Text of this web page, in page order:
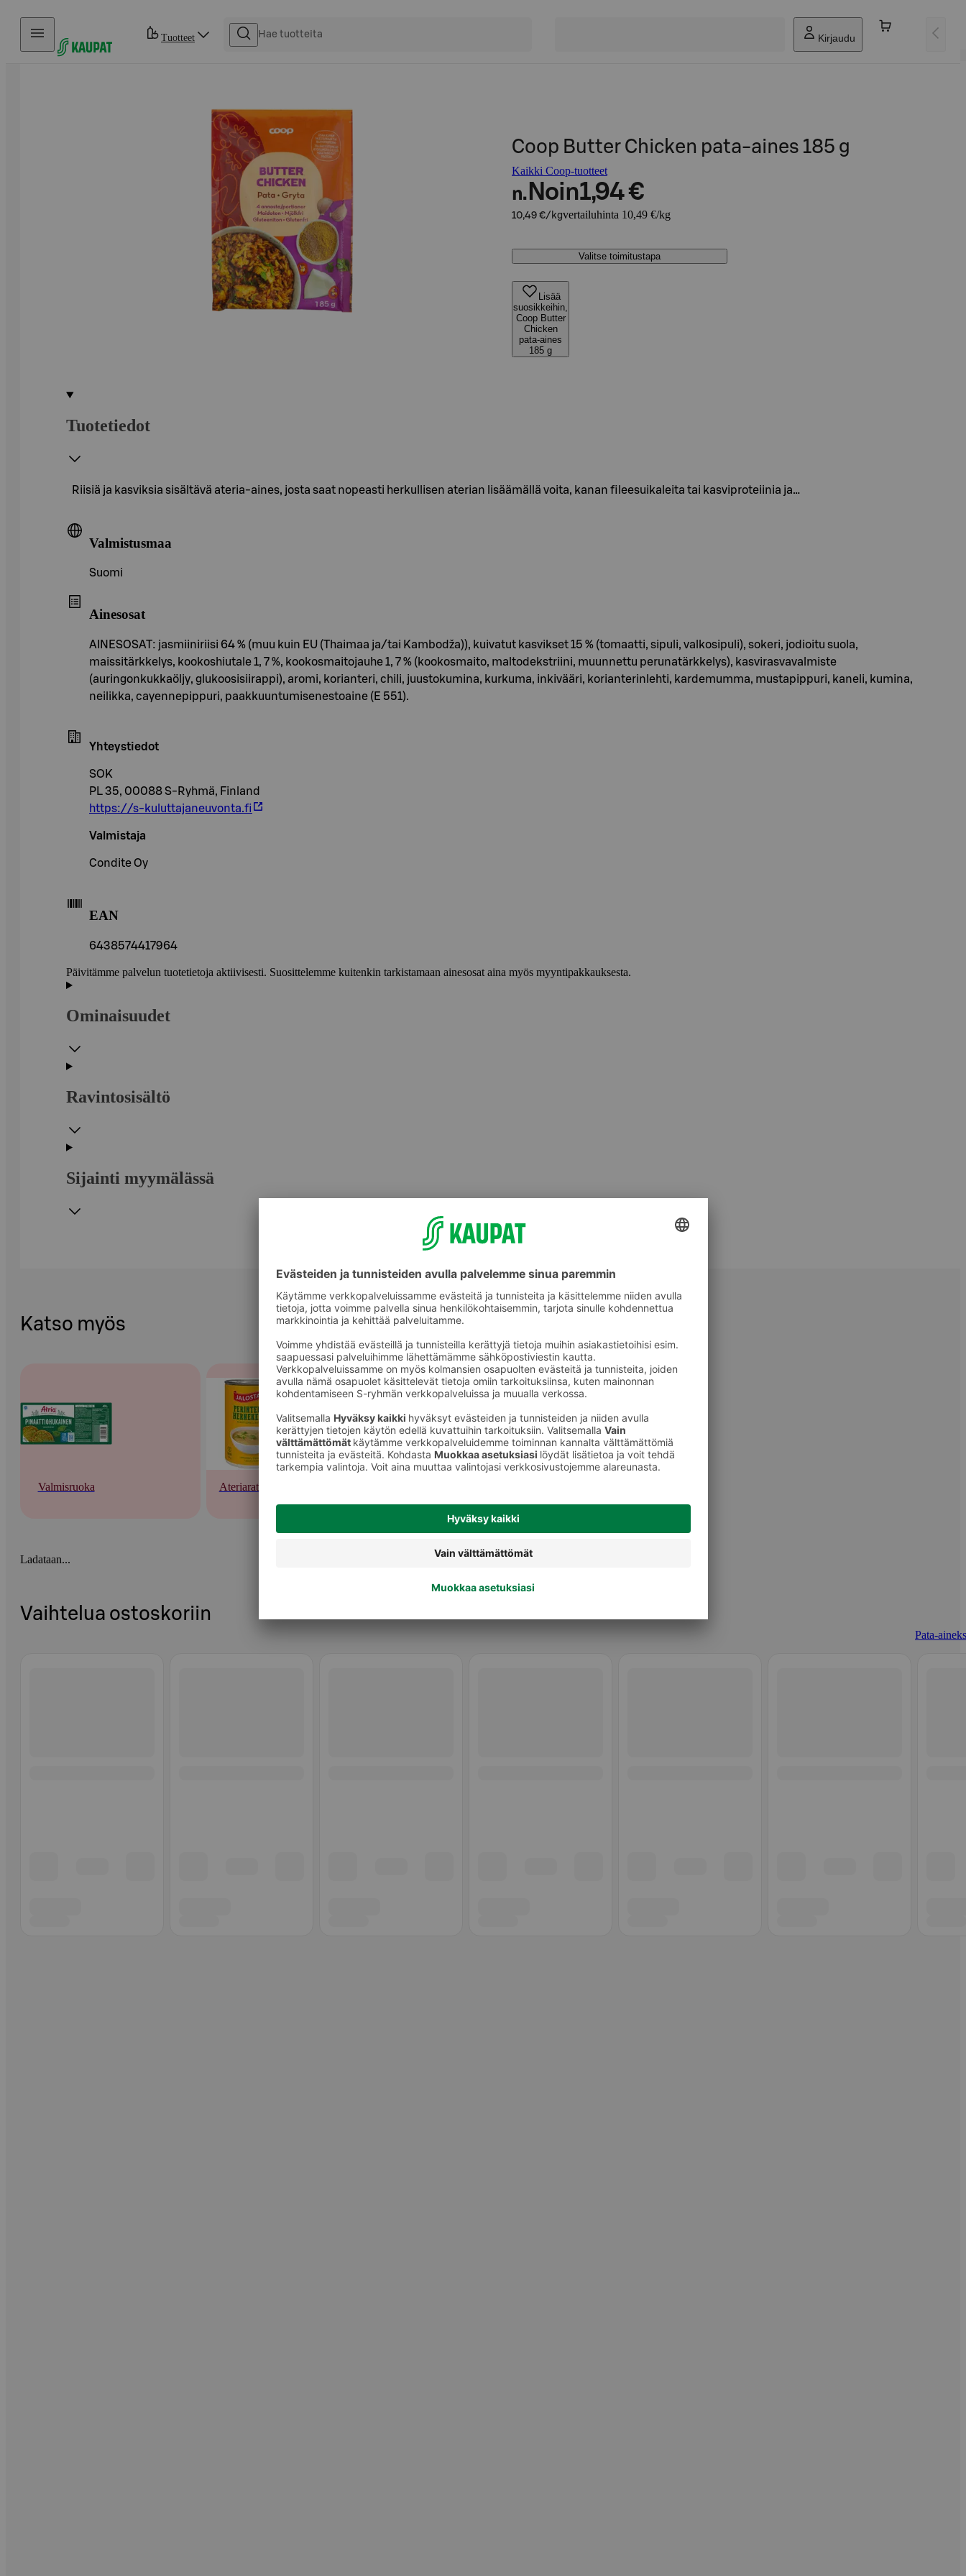
Hyppää sisältöön
Tuotteet Kirjaudu
Coop Butter Chicken pata-aines 185 g
Kaikki Coop-tuotteet
n. Noin1,94 €
10,49 €/kgvertailuhinta 10,49 €/kg
Valitse toimitustapa
Lisää
suosikkeihin,
Coop Butter
Chicken
pata-aines
185 g
Tuotetiedot
Riisiä ja kasviksia sisältävä ateria-aines, josta saat nopeasti herkullisen aterian lisäämällä voita, kanan fileesuikaleita tai kasviproteiinia ja…
Valmistusmaa
Suomi
Ainesosat
AINESOSAT: jasmiiniriisi 64 % (muu kuin EU (Thaimaa ja/tai Kambodža)), kuivatut kasvikset 15 % (tomaatti, sipuli, valkosipuli), sokeri, jodioitu suola,
maissitärkkelys, kookoshiutale 1, 7 %, kookosmaitojauhe 1, 7 % (kookosmaito, maltodekstriini, muunnettu perunatärkkelys), kasvirasvavalmiste
(auringonkukkaöljy, glukoosisiirappi), aromi, korianteri, chili, juustokumina, kurkuma, inkivääri, korianterinlehti, kardemumma, mustapippuri, kaneli, kumina,
neilikka, cayennepippuri, paakkuuntumisenestoaine (E 551).
Yhteystiedot
SOK
PL 35, 00088 S-Ryhmä, Finland
https://s-kuluttajaneuvonta.fi
Valmistaja
Condite Oy
EAN
6438574417964
Päivitämme palvelun tuotetietoja aktiivisesti. Suosittelemme kuitenkin tarkistamaan ainesosat aina myös myyntipakkauksesta.
Ominaisuudet
Ravintosisältö
Sijainti myymälässä
Katso myös
Valmisruoka Ateriaratkaisut
Ladataan...
Vaihtelua ostoskoriin
Pata-